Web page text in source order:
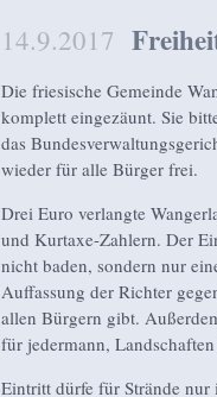
14.9.2017
Die friesische Gemeinde
komplett eingezäunt. Sie
das
wieder für alle Bürger frei.
Drei Euro verlangte
und Kurtaxe-Zahlern. Der
nicht baden, sondern nur
Auffassung der Richter
allen Bürgern gibt.
für jedermann,
Eintritt dürfe für Strände nur